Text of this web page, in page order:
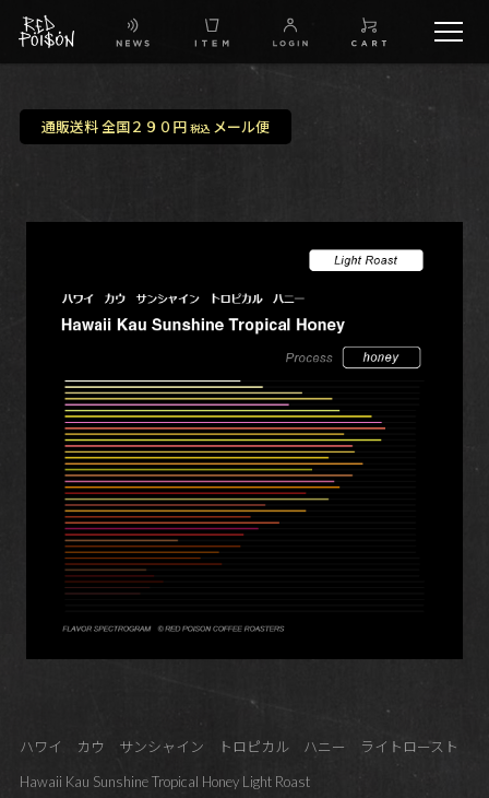
IG
通販送料 全国２９０円 税込メール便
ハワイ カウ サンシャイン トロピカル ハニー ライトロースト
Hawaii Kau Sunshine Tropical Honey Light Roast